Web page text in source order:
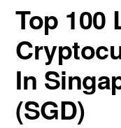
Top 100
In
(SGD)